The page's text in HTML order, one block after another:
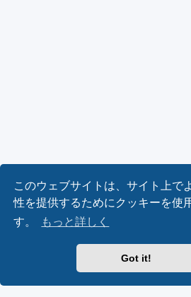
このウェブサイトは、サイト上で
性を提供するためにクッキーを使
す。
もっと詳しく
Got it!